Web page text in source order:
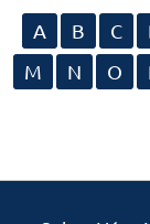
A B C
M
N O